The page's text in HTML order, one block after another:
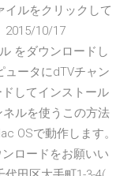
イルをクリックして
2015/10/17
をダウンロードし
ュータにdTVチャン
してインストール
ルを使うこの方法
OSで動作します。
ロードをお願いい